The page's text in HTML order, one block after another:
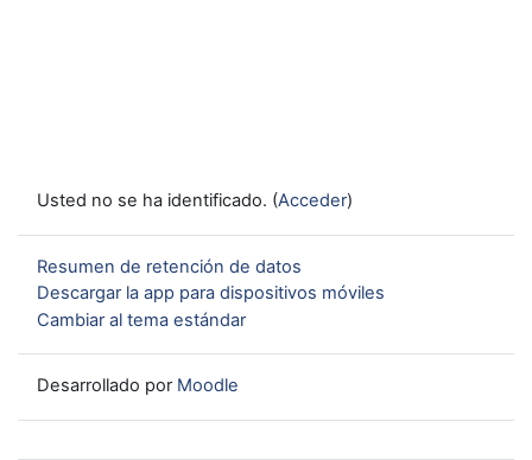
Usted no se ha identificado. (Acceder)
Resumen de retención de datos
Descargar la app para dispositivos móviles
Cambiar al tema estándar
Desarrollado por Moodle